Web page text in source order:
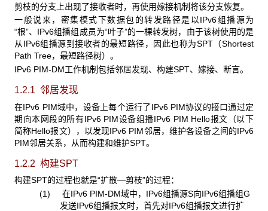
剪枝的分支上出现了接收者时，再使用嫁接机制将该分支恢复。
一般说来，密集模式下数据包的转发路径是以IPv6组播源为
“根”、IPv6组播组成员为“叶子”的一棵转发树，由于该树使用的是
从IPv6组播源到接收者的最短路径，因此也称为SPT（Shortest
Path Tree，最短路径树）。
IPv6 PIM-DM工作机制包括邻居发现、构建SPT、嫁接、断言。
1.2.1 邻居发现
在IPv6 PIM域中，设备上每个运行了IPv6 PIM协议的接口通过定
期向本网段的所有IPv6 PIM设备组播IPv6 PIM Hello报文（以下
简称Hello报文），以发现IPv6 PIM邻居，维护各设备之间的IPv6
PIM邻居关系，从而构建和维护SPT。
1.2.2 构建SPT
构建SPT的过程也就是“扩散—剪枝”的过程：
(1) 在IPv6 PIM-DM域中，IPv6组播源S向IPv6组播组G
发送IPv6组播报文时，首先对IPv6组播报文进行扩